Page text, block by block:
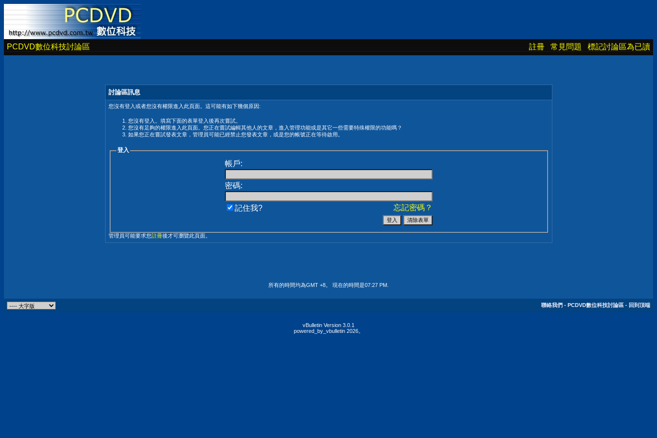
PCDVD數位科技討論區 註冊 常見問題 標記討論區為已讀
討論區訊息
您沒有登入或者您沒有權限進入此頁面。這可能有如下幾個原因:
您沒有登入。填寫下面的表單登入後再次嘗試。
您沒有足夠的權限進入此頁面。您正在嘗試編輯其他人的文章，進入管理功能或是其它一些需要特殊權限的功能嗎？
如果您正在嘗試發表文章，管理員可能已經禁止您發表文章，或是您的帳號正在等待啟用。
登入
帳戶:
密碼:
忘記密碼？
記住我?
管理員可能要求您註冊後才可瀏覽此頁面。
所有的時間均為GMT +8。 現在的時間是07:27 PM
聯絡我們 - PCDVD數位科技討論區 - 回到頂端
vBulletin Version 3.0.1
powered_by_vbulletin 2026。